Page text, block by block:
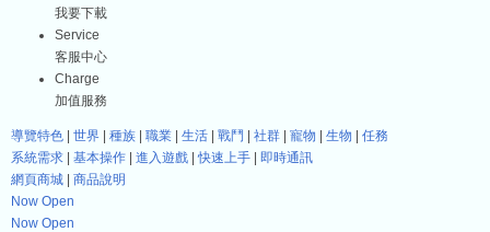
我要下載
Service
客服中心
Charge
加值服務
導覽特色 世界 種族 職業 生活 戰鬥 社群 寵物 生物
任務
系統需求
基本操作 進入遊戲 |快速上手
即時通訊
網頁商城
商品說明
Now Open
Now Open